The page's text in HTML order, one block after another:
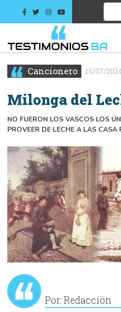
Cancionero 15/07/
Milonga del
NO FUERON LOS VASCOS LOS
PROVEER DE LECHE A LAS CASA
Por: Redacción